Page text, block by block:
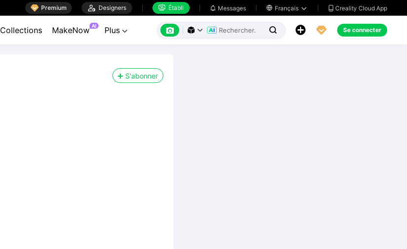
 Premium  Designers  Établi  Messages  Français   Creality Cloud App
Collections MakeNow AI Plus        Se connecter
S'abonner